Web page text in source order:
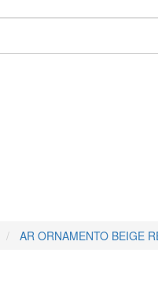
AR ORNAMENTO BEIGE